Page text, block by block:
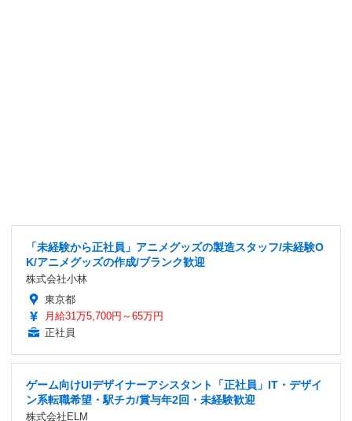
「未経験から正社員」アニメグッズの製造スタッフ/未経験O
K/アニメグッズの作成/ブランク歓迎
株式会社小林
東京都
月給31万5,700円～65万円
正社員
ゲーム向けUIデザイナーアシスタント「正社員」IT・デザイ
ン系転職希望・駅チカ/賞与年2回・未経験歓迎
株式会社ELM